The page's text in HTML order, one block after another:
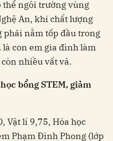
thể ngôi trường vùng
An, khi chất lượng
nằm tốp đầu trong
con em gia đình làm
nhiều vất vả.
bổng STEM, giảm
Vật lí 9,75, Hóa học
Phạm Đình Phong (lớp